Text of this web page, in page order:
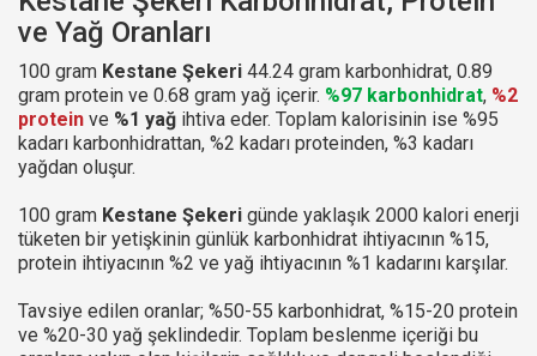
ve Yağ Oranları
100 gram Kestane Şekeri 44.24 gram karbonhidrat, 0.89
gram protein ve 0.68 gram yağ içerir. %97 karbonhidrat, %2
protein ve %1 yağ ihtiva eder. Toplam kalorisinin ise %95
kadarı karbonhidrattan, %2 kadarı proteinden, %3 kadarı
yağdan oluşur.
100 gram Kestane Şekeri günde yaklaşık 2000 kalori enerji
tüketen bir yetişkinin günlük karbonhidrat ihtiyacının %15,
protein ihtiyacının %2 ve yağ ihtiyacının %1 kadarını karşılar.
Tavsiye edilen oranlar; %50-55 karbonhidrat, %15-20 protein
ve %20-30 yağ şeklindedir. Toplam beslenme içeriği bu